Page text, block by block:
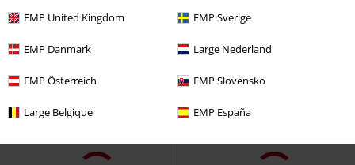
EMP United Kingdom EMP Sverige
EMP Danmark Large Nederland
EMP Österreich EMP Slovensko
Large Belgique EMP España